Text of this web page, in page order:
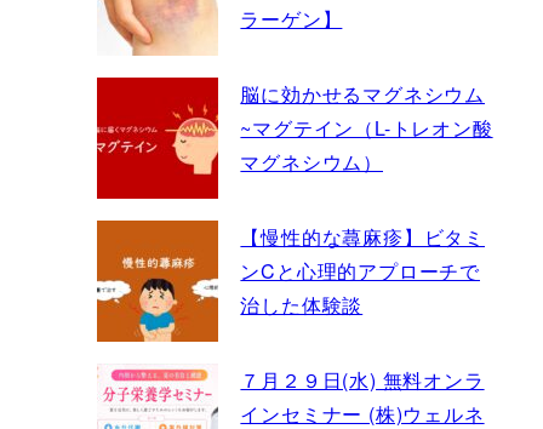
ラーゲン】
脳に効かせるマグネシウム
~マグテイン（L-トレオン酸
マグネシウム）
【慢性的な蕁麻疹】ビタミ
ンCと心理的アプローチで
治した体験談
７月２９日(水) 無料オンラ
インセミナー (株)ウェルネ